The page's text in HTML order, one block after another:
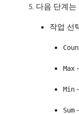
다음 단계
작업 선
Max
Min
Sum